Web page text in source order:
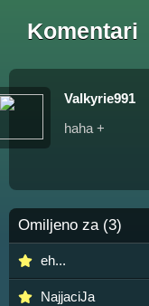
Komentari
Valkyrie991
haha +
Omiljeno za (3)
eh...
NajjaciJa